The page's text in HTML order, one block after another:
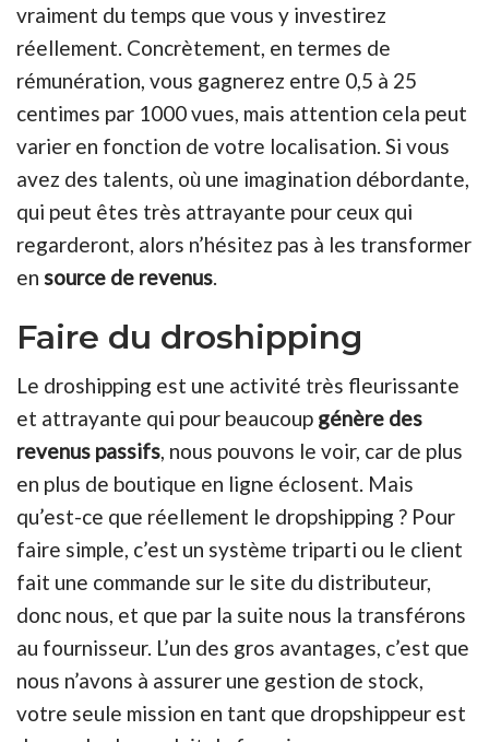
vraiment du temps que vous y investirez
réellement. Concrètement, en termes de
rémunération, vous gagnerez entre 0,5 à 25
centimes par 1000 vues, mais attention cela peut
varier en fonction de votre localisation. Si vous
avez des talents, où une imagination débordante,
qui peut êtes très attrayante pour ceux qui
regarderont, alors n’hésitez pas à les transformer
en source de revenus.
Faire du droshipping
Le droshipping est une activité très fleurissante
et attrayante qui pour beaucoup génère des
revenus passifs, nous pouvons le voir, car de plus
en plus de boutique en ligne éclosent. Mais
qu’est-ce que réellement le dropshipping ? Pour
faire simple, c’est un système triparti ou le client
fait une commande sur le site du distributeur,
donc nous, et que par la suite nous la transférons
au fournisseur. L’un des gros avantages, c’est que
nous n’avons à assurer une gestion de stock,
votre seule mission en tant que dropshippeur est